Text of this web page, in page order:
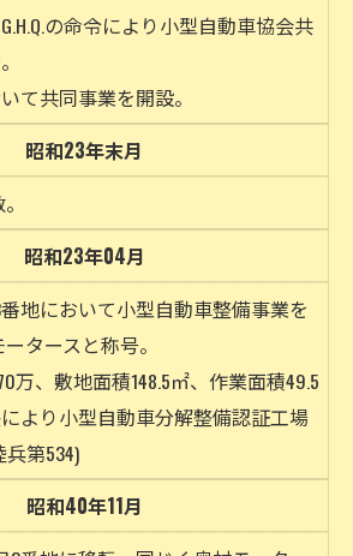
の命令により小型自動車協会共
て共同事業を開設。
昭和23年末月
昭和23年04月
地において小型自動車整備事業を
タースと称号。
万、敷地面積148.5㎡、作業面積49.5
より小型自動車分解整備認証工場
第534)
昭和40年11月